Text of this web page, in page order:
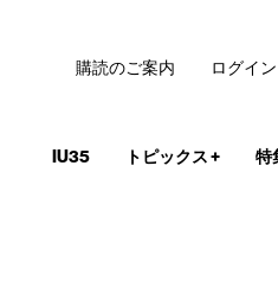
IU35 トピックス+ 特
購読のご案内 ログイン